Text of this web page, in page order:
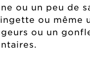
ou un peu de
ou même
ou un